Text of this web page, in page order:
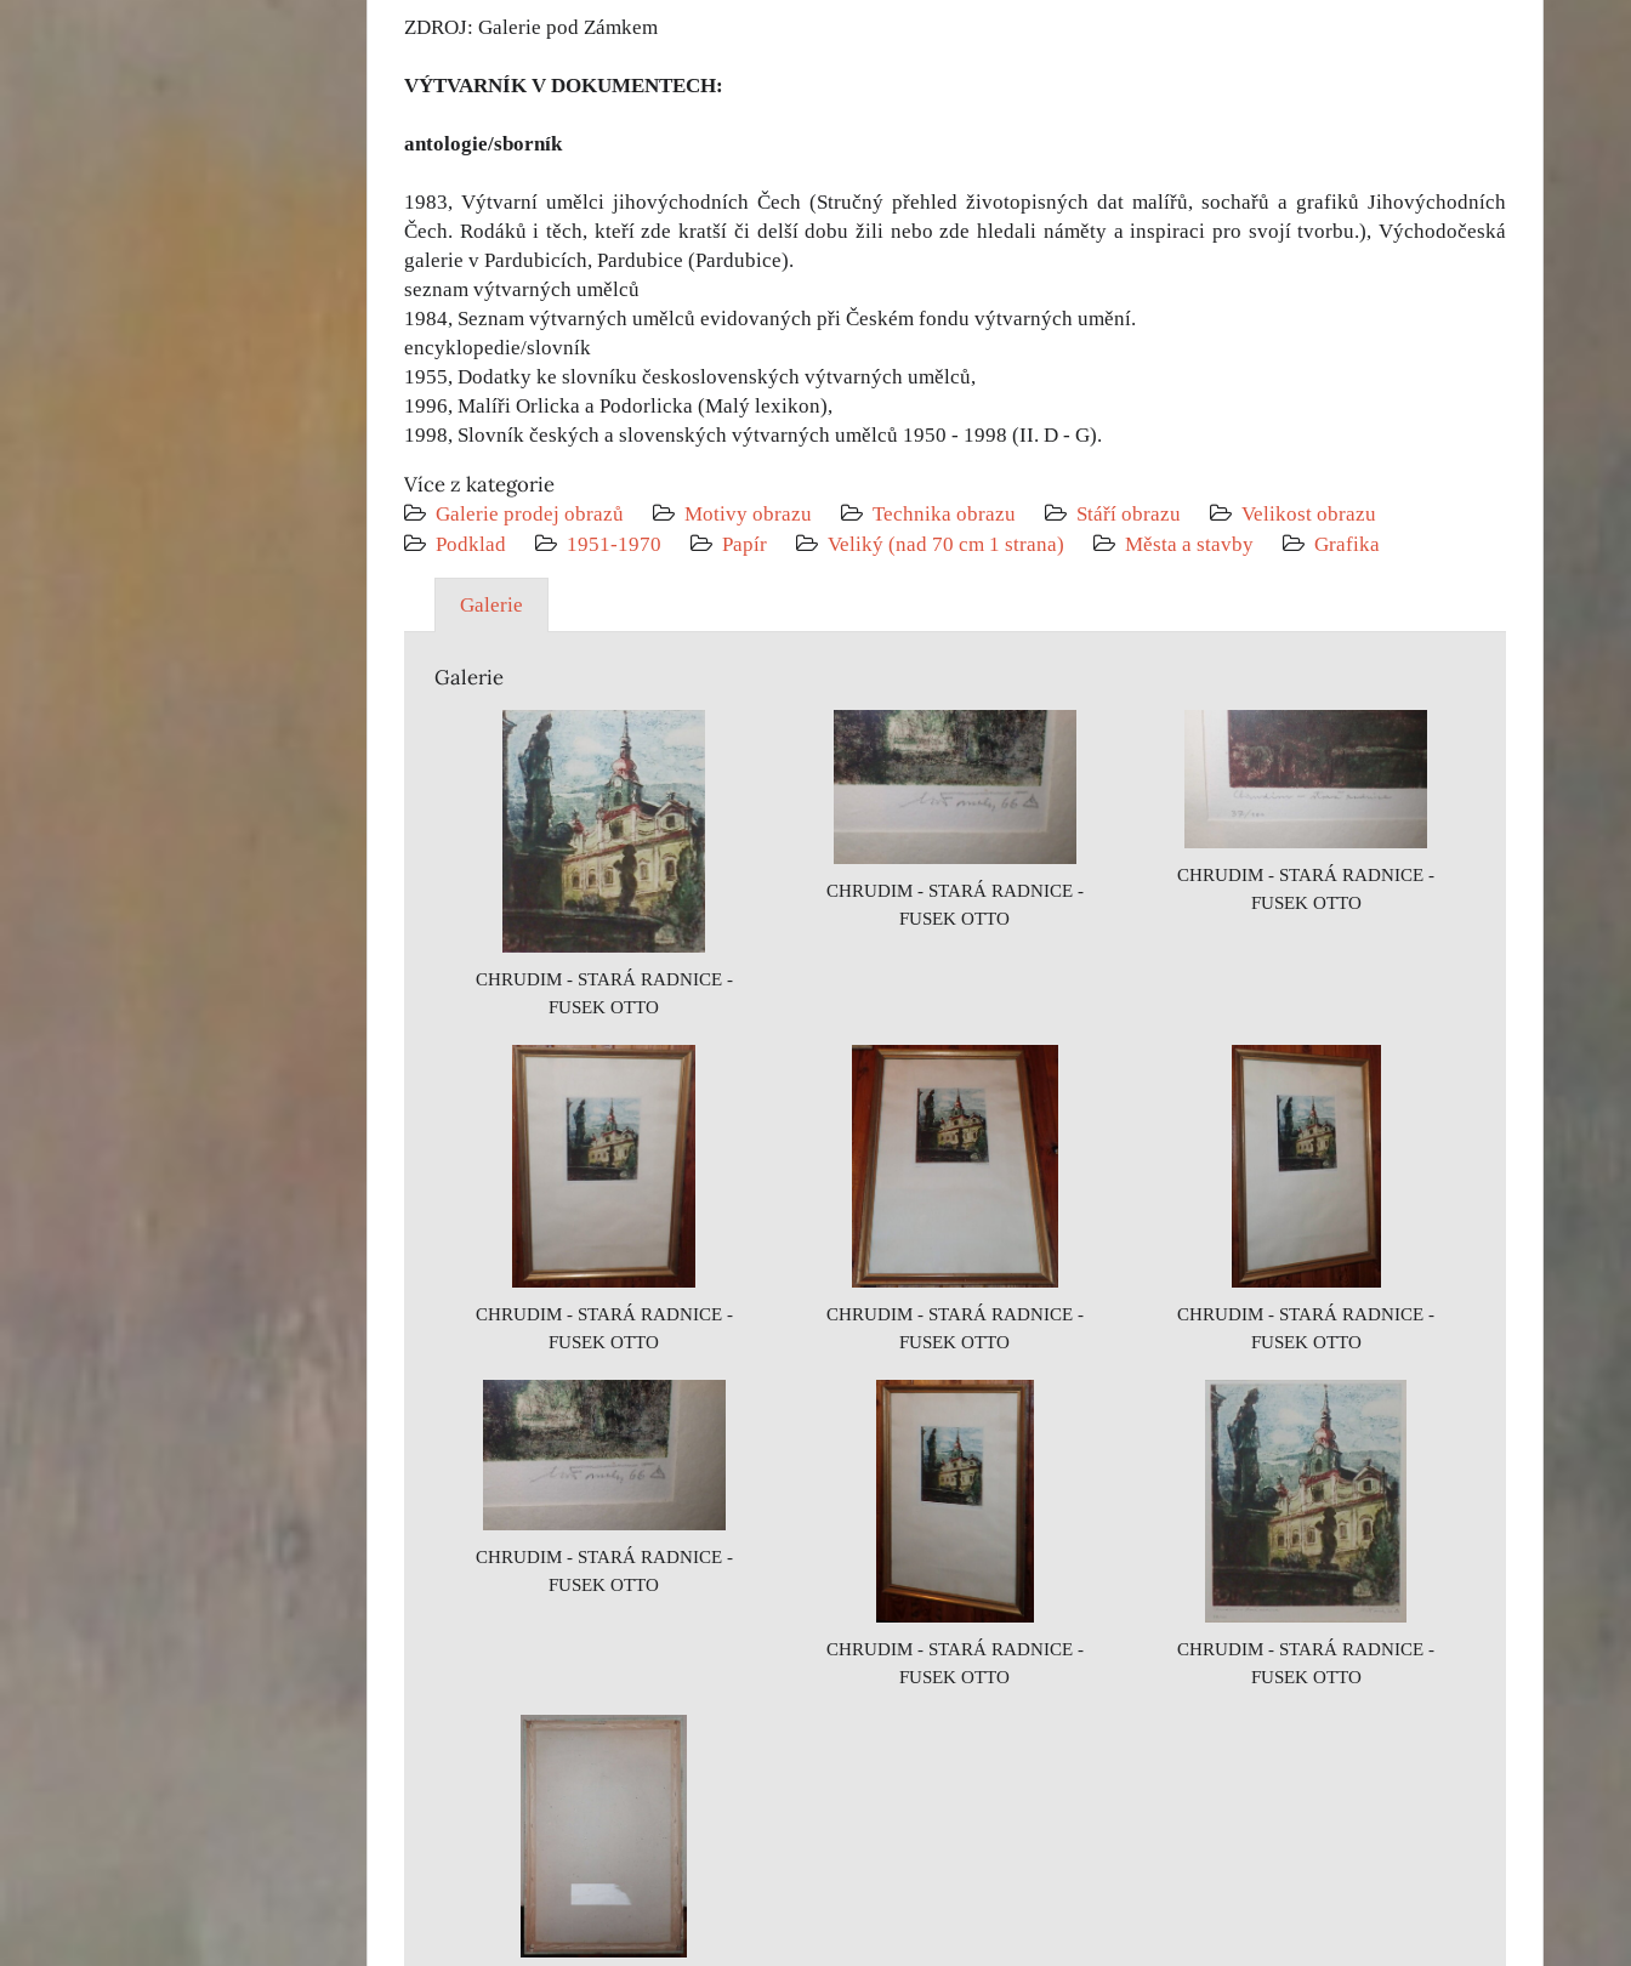
ZDROJ: Galerie pod Zámkem
VÝTVARNÍK V DOKUMENTECH:
antologie/sborník
1983, Výtvarní umělci jihovýchodních Čech (Stručný přehled životopisných dat malířů, sochařů a grafiků Jihovýchodních
Čech. Rodáků i těch, kteří zde kratší či delší dobu žili nebo zde hledali náměty a inspiraci pro svojí tvorbu.), Východočeská
galerie v Pardubicích, Pardubice (Pardubice).
seznam výtvarných umělců
1984, Seznam výtvarných umělců evidovaných při Českém fondu výtvarných umění.
encyklopedie/slovník
1955, Dodatky ke slovníku československých výtvarných umělců,
1996, Malíři Orlicka a Podorlicka (Malý lexikon),
1998, Slovník českých a slovenských výtvarných umělců 1950 - 1998 (II. D - G).
Více z kategorie
Galerie prodej obrazů Motivy obrazu Technika obrazu Stáří obrazu
Velikost obrazu
Podklad
1951-1970 Papír Veliký (nad 70 cm 1 strana) Města a stavby Grafika
Galerie
Galerie
CHRUDIM - STARÁ RADNICE -
FUSEK OTTO
CHRUDIM - STARÁ RADNICE -
FUSEK OTTO
CHRUDIM - STARÁ RADNICE -
FUSEK OTTO
CHRUDIM - STARÁ RADNICE -
FUSEK OTTO
CHRUDIM - STARÁ RADNICE -
FUSEK OTTO
CHRUDIM - STARÁ RADNICE -
FUSEK OTTO
CHRUDIM - STARÁ RADNICE -
FUSEK OTTO
CHRUDIM - STARÁ RADNICE -
FUSEK OTTO
CHRUDIM - STARÁ RADNICE -
FUSEK OTTO